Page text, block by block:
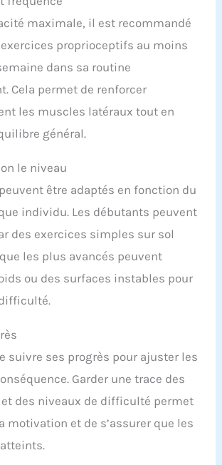
maximale, il est recommandé
exercices proprioceptifs au moins
dans sa routine
Cela permet de renforcer
les muscles latéraux tout en
général.
le niveau
être adaptés en fonction du
individu. Les débutants peuvent
des exercices simples sur sol
les plus avancés peuvent
ou des surfaces instables pour
suivre ses progrès pour ajuster les
Garder une trace des
des niveaux de difficulté permet
motivation et de s’assurer que les